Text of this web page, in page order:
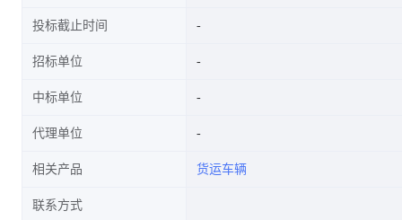
投标截止时间
招标单位
中标单位
代理单位
相关产品 货运车辆
联系方式